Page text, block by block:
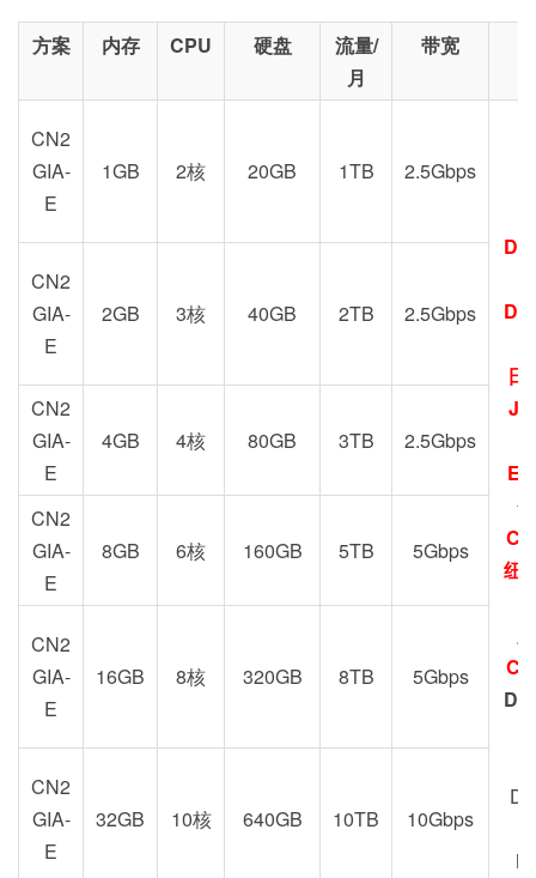
方案 内存 CPU 硬盘
流量/
月
带宽
CN2
GIA-
E
1GB 2核 20GB 1TB 2.5Gbps
日
纽
CN2
GIA-
E
2GB 3核 40GB 2TB 2.5Gbps
CN2
GIA-
E
4GB 4核 80GB 3TB 2.5Gbps
CN2
GIA-
E
8GB 6核 160GB 5TB 5Gbps
CN2
GIA-
E
16GB 8核 320GB 8TB 5Gbps
CN2
GIA-
E
32GB 10核 640GB 10TB 10Gbps